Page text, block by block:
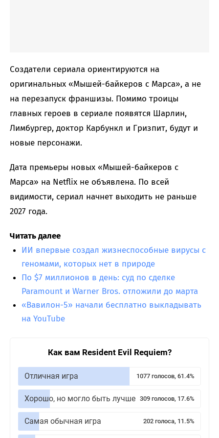
Создатели сериала ориентируются на
оригинальных «Мышей-байкеров с Марса», а не
на перезапуск франшизы. Помимо троицы
главных героев в сериале появятся Шарлин,
Лимбургер, доктор Карбункл и Гризпит, будут и
новые персонажи.
Дата премьеры новых «Мышей-байкеров с
Марса» на Netflix не объявлена. По всей
видимости, сериал начнет выходить не раньше
2027 года.
Читать далее
ИИ впервые создал жизнеспособные вирусы с
геномами, которых нет в природе
По $7 миллионов в день: суд по сделке
Paramount и Warner Bros. отложили до марта
«Вавилон-5» начали бесплатно выкладывать
на YouTube
Как вам Resident Evil Requiem?
Отличная игра 1077 голосов, 61.4%
Хорошо, но могло быть лучше 309 голосов, 17.6%
Самая обычная игра 202 голоса, 11.5%